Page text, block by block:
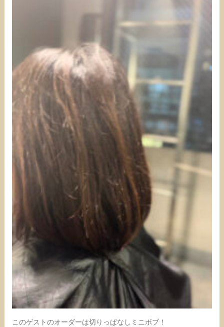
このゲストのオーダーは切りっぱなしミニボブ！